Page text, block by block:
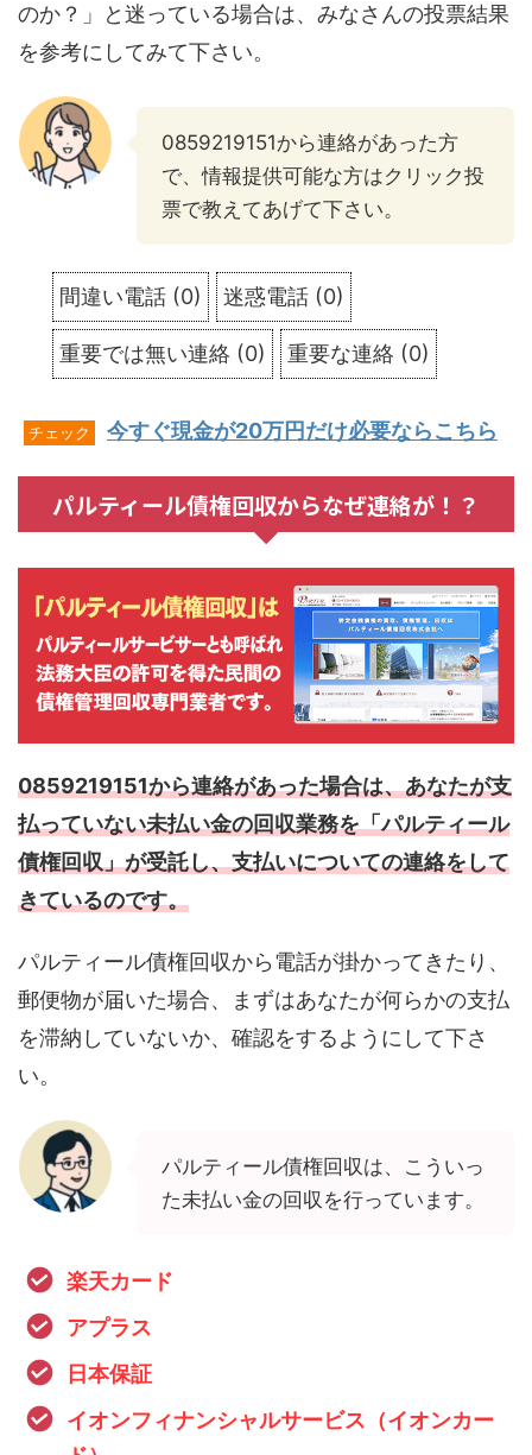
のか？」と迷っている場合は、みなさんの投票結果
を参考にしてみて下さい。
0859219151から連絡があった方
で、情報提供可能な方はクリック投
票で教えてあげて下さい。
間違い電話 (0) 迷惑電話 (0)
重要では無い連絡 (0) 重要な連絡 (0)
チェック 今すぐ現金が20万円だけ必要ならこちら
パルティール債権回収からなぜ連絡が！？
0859219151から連絡があった場合は、あなたが支
払っていない未払い金の回収業務を「パルティール
債権回収」が受託し、支払いについての連絡をして
きているのです。
パルティール債権回収から電話が掛かってきたり、
郵便物が届いた場合、まずはあなたが何らかの支払
を滞納していないか、確認をするようにして下さ
い。
パルティール債権回収は、こういっ
た未払い金の回収を行っています。
楽天カード
アプラス
日本保証
イオンフィナンシャルサービス（イオンカー